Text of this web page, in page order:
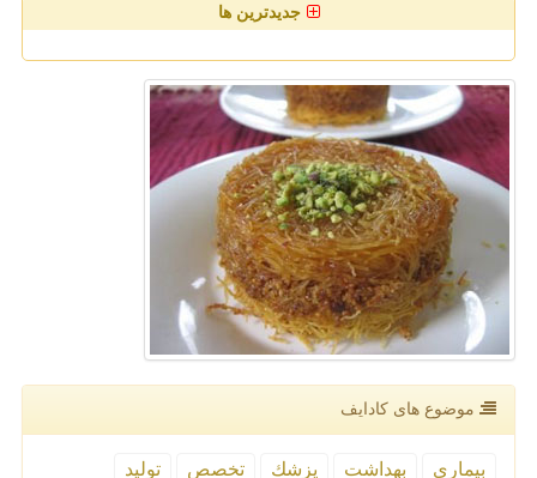
جدیدترین ها
موضوع های كادایف
بیماری بهداشت پزشك تخصص
تولید